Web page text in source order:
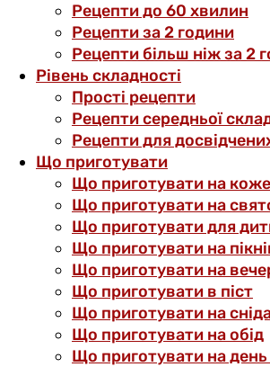
Рецепти до 60 хвилин
Рецепти за 2 години
Рецепти більш ніж за 2
Рівень складності
Прості рецепти
Рецепти середньої
Рецепти для
Що приготувати
Що приготувати на
Що приготувати на
Що приготувати для
Що приготувати на
Що приготувати на
Що приготувати в піст
Що приготувати на
Що приготувати на обід
Що приготувати на